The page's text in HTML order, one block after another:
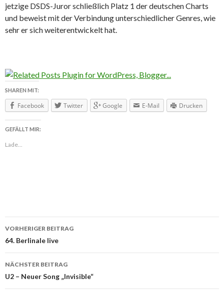
jetzige DSDS-Juror schließlich Platz 1 der deutschen Charts
und beweist mit der Verbindung unterschiedlicher Genres, wie
sehr er sich weiterentwickelt hat.
SHAREN MIT:
Facebook Twitter Google E-Mail Drucken
GEFÄLLT MIR:
Lade...
Beitragsnavigation
VORHERIGER BEITRAG
64. Berlinale live
NÄCHSTER BEITRAG
U2 – Neuer Song „Invisible“